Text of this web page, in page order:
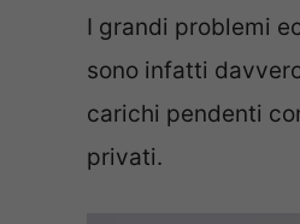
I grandi problemi
sono infatti
carichi pendenti
privati.